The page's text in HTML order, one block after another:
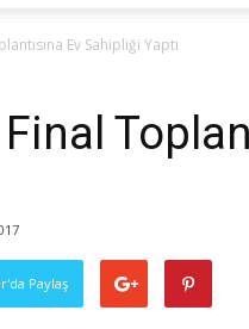
Ev Sahipliği Yaptı
Paylaş